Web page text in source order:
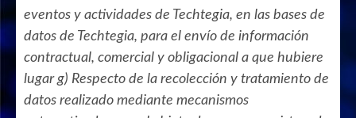
eventos y actividades de Techtegia, en las bases de
datos de Techtegia, para el envío de información
contractual, comercial y obligacional a que hubiere
lugar g) Respecto de la recolección y tratamiento de
datos realizado mediante mecanismos